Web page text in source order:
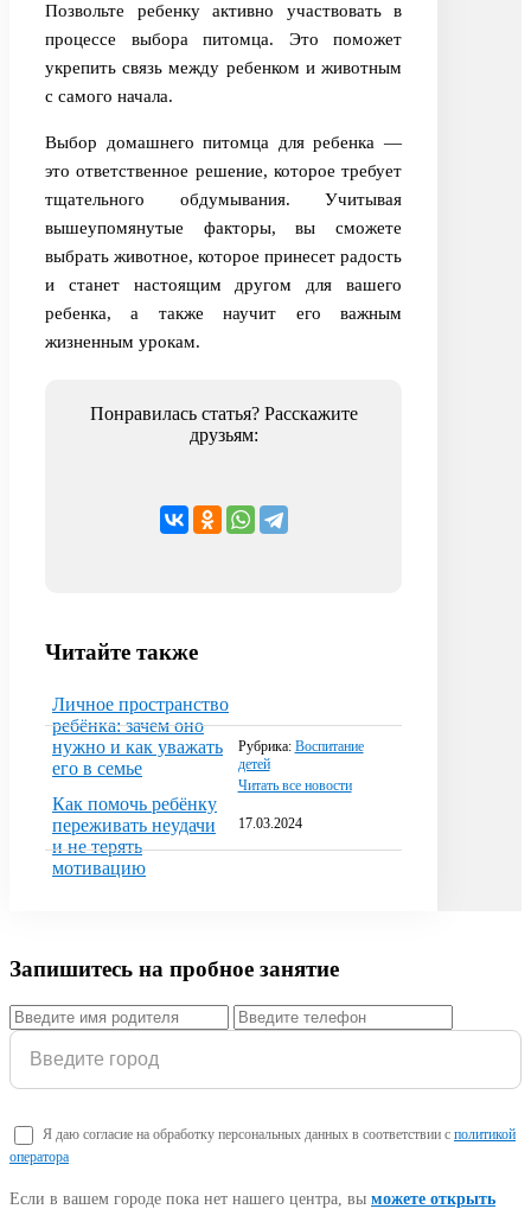
Позвольте ребенку активно участвовать в
процессе выбора питомца. Это поможет
укрепить связь между ребенком и животным
с самого начала.
Выбор домашнего питомца для ребенка —
это ответственное решение, которое требует
тщательного обдумывания. Учитывая
вышеупомянутые факторы, вы сможете
выбрать животное, которое принесет радость
и станет настоящим другом для вашего
ребенка, а также научит его важным
жизненным урокам.
Понравилась статья? Расскажите
друзьям:
Читайте также
Личное пространство
ребёнка: зачем оно
нужно и как уважать
его в семье
Как помочь ребёнку
переживать неудачи
и не терять
мотивацию
Рубрика: Воспитание
детей
Читать все новости
17.03.2024
Запишитесь на пробное занятие
Я даю согласие на обработку персональных данных в соответствии с политикой
оператора
Если в вашем городе пока нет нашего центра, вы можете открыть